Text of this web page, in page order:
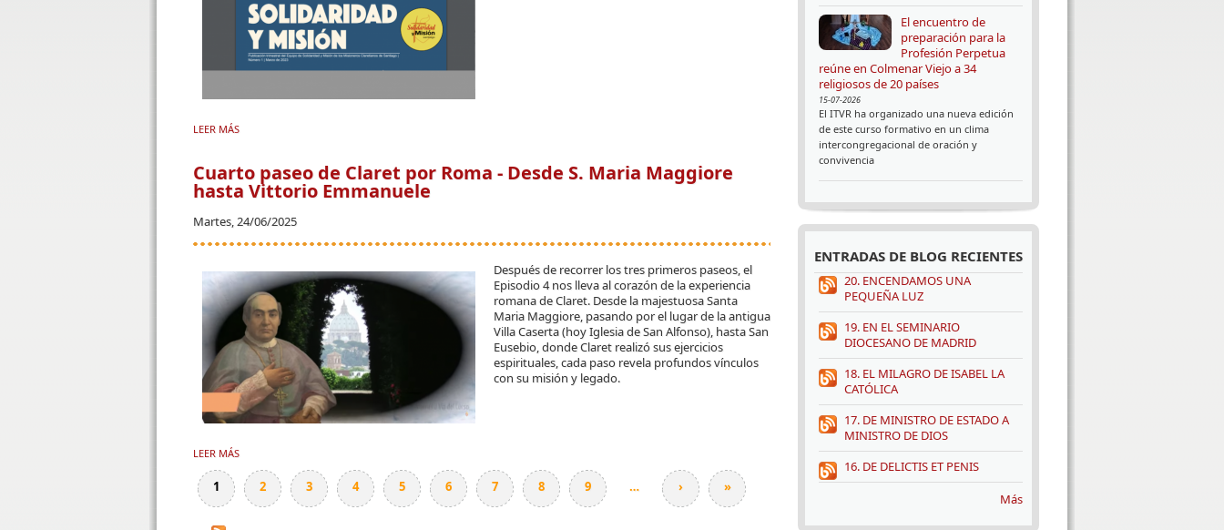
LEER MÁS
Cuarto paseo de Claret por Roma - Desde S. Maria Maggiore
hasta Vittorio Emmanuele
Martes, 24/06/2025
Después de recorrer los tres primeros paseos, el
Episodio 4 nos lleva al corazón de la experiencia
romana de Claret. Desde la majestuosa Santa
Maria Maggiore, pasando por el lugar de la antigua
Villa Caserta (hoy Iglesia de San Alfonso), hasta San
Eusebio, donde Claret realizó sus ejercicios
espirituales, cada paso revela profundos vínculos
con su misión y legado.
LEER MÁS
Páginas
1 2 3 4 5 6 7 8 9 … › »
El encuentro de
preparación para la
Profesión Perpetua
reúne en Colmenar Viejo a 34
religiosos de 20 países
15-07-2026
El ITVR ha organizado una nueva edición
de este curso formativo en un clima
intercongregacional de oración y
convivencia
ENTRADAS DE BLOG RECIENTES
20. ENCENDAMOS UNA
PEQUEÑA LUZ
19. EN EL SEMINARIO
DIOCESANO DE MADRID
18. EL MILAGRO DE ISABEL LA
CATÓLICA
17. DE MINISTRO DE ESTADO A
MINISTRO DE DIOS
16. DE DELICTIS ET PENIS
Más